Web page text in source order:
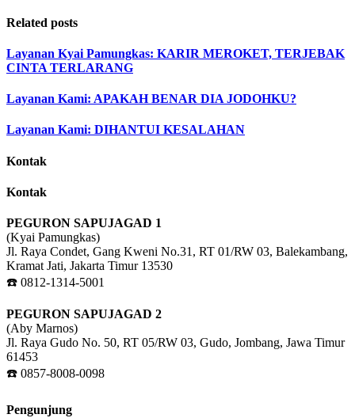
Related posts
Layanan Kyai Pamungkas: KARIR MEROKET, TERJEBAK
CINTA TERLARANG
Layanan Kami: APAKAH BENAR DIA JODOHKU?
Layanan Kami: DIHANTUI KESALAHAN
Kontak
Kontak
PEGURON SAPUJAGAD 1
(Kyai Pamungkas)
Jl. Raya Condet, Gang Kweni No.31, RT 01/RW 03, Balekambang,
Kramat Jati, Jakarta Timur 13530
☎️ 0812-1314-5001
PEGURON SAPUJAGAD 2
(Aby Marnos)
Jl. Raya Gudo No. 50, RT 05/RW 03, Gudo, Jombang, Jawa Timur
61453
☎️ 0857-8008-0098
Pengunjung